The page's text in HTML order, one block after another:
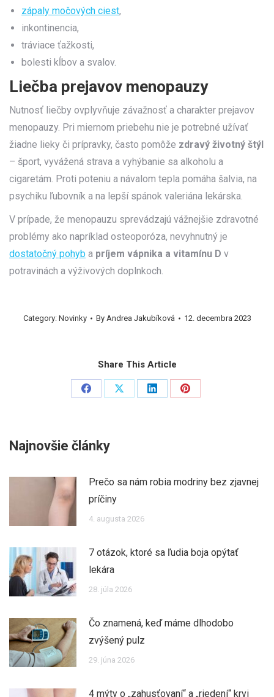
zápaly močových ciest,
inkontinencia,
tráviace ťažkosti,
bolesti kĺbov a svalov.
Liečba prejavov menopauzy
Nutnosť liečby ovplyvňuje závažnosť a charakter prejavov
menopauzy. Pri miernom priebehu nie je potrebné užívať
žiadne lieky či prípravky, často pomôže zdravý životný štýl
– šport, vyvážená strava a vyhýbanie sa alkoholu a
cigaretám. Proti poteniu a návalom tepla pomáha šalvia, na
psychiku ľubovník a na lepší spánok valeriána lekárska.
V prípade, že menopauzu sprevádzajú vážnejšie zdravotné
problémy ako napríklad osteoporóza, nevyhnutný je
dostatočný pohyb a príjem vápnika a vitamínu D v
potravinách a výživových doplnkoch.
Category: Novinky By Andrea Jakubíková 12. decembra 2023
Share This Article
Share
Share
Share
Share
Najnovšie články
Prečo sa nám robia modriny bez zjavnej
príčiny
4. augusta 2026
7 otázok, ktoré sa ľudia boja opýtať
lekára
28. júla 2026
Čo znamená, keď máme dlhodobo
zvýšený pulz
29. júna 2026
4 mýty o „zahusťovaní“ a „riedení“ krvi